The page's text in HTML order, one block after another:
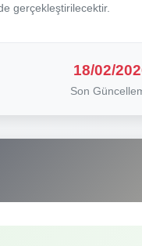
gerçekleştirilecektir.
18/02/
Son